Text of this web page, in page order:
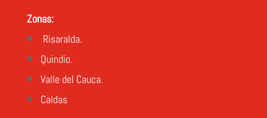
Zonas:
Risaralda.
Quindio.
Valle del Cauca.
Caldas